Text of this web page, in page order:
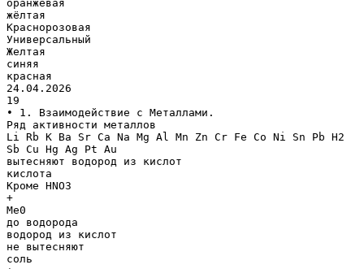
оранжевая
жёлтая
Краснорозовая
Универсальный
Желтая
синяя
красная
24.04.2026
19
• 1. Взаимодействие с Металлами.
Ряд активности металлов
Li Rb K Ba Sr Ca Na Mg Al Mn Zn Cr Fe Co Ni Sn Pb H2
Sb Cu Hg Ag Pt Au
вытесняют водород из кислот
кислота
Кроме HNO3
+
Ме0
до водорода
водород из кислот
не вытесняют
соль